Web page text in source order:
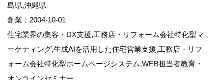
島県,沖縄県
創業：2004-10-01
住宅業界の集客・DX支援,工務店・リフォーム会社特化型マ
ーケティング,生成AIを活用した住宅営業支援,工務店・リフ
ォーム会社特化型ホームページシステム,WEB担当者教育・
オンラインセミナー